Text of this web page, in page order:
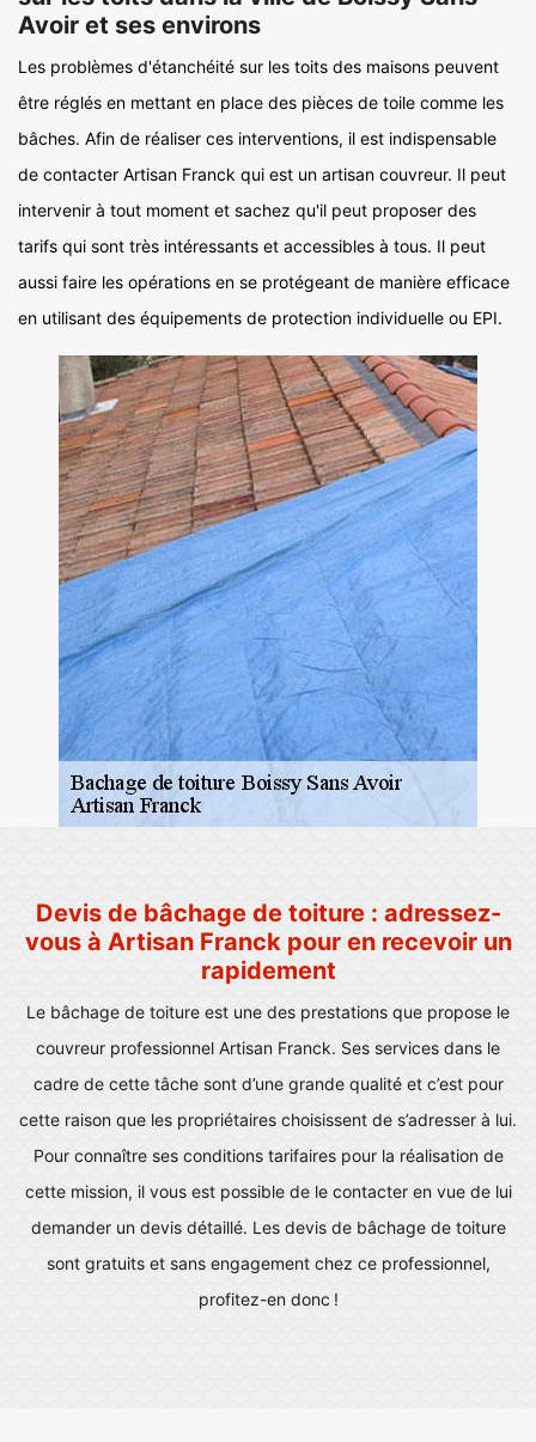
Avoir et ses environs
Les problèmes d'étanchéité sur les toits des maisons peuvent
être réglés en mettant en place des pièces de toile comme les
bâches. Afin de réaliser ces interventions, il est indispensable
de contacter Artisan Franck qui est un artisan couvreur. Il peut
intervenir à tout moment et sachez qu'il peut proposer des
tarifs qui sont très intéressants et accessibles à tous. Il peut
aussi faire les opérations en se protégeant de manière efficace
en utilisant des équipements de protection individuelle ou EPI.
Devis de bâchage de toiture : adressez-
vous à Artisan Franck pour en recevoir un
rapidement
Le bâchage de toiture est une des prestations que propose le
couvreur professionnel Artisan Franck. Ses services dans le
cadre de cette tâche sont d’une grande qualité et c’est pour
cette raison que les propriétaires choisissent de s’adresser à lui.
Pour connaître ses conditions tarifaires pour la réalisation de
cette mission, il vous est possible de le contacter en vue de lui
demander un devis détaillé. Les devis de bâchage de toiture
sont gratuits et sans engagement chez ce professionnel,
profitez-en donc !